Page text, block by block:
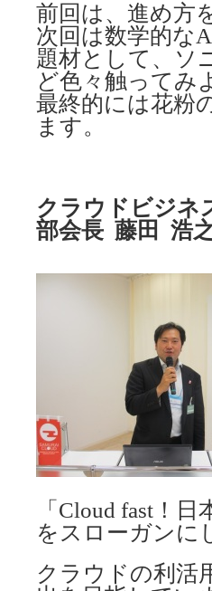
前回は、進め方
次回は数学的な
題材として、ソ
ど色々触ってみ
最終的には花粉
ます。
クラウドビジネ
部会長 藤田 浩
「Cloud fast！
をスローガンに
クラウドの利活